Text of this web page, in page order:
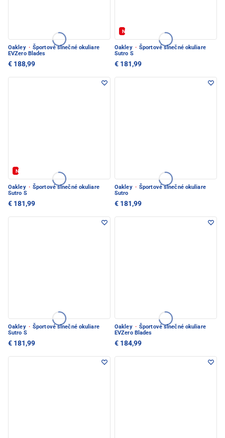
Oakley · Športové slnečné okuliare
EVZero Blades
€ 188,99
Nové
Oakley · Športové slnečné okuliare
Sutro S
€ 181,99
Nové
Oakley · Športové slnečné okuliare
Sutro S
€ 181,99
Oakley · Športové slnečné okuliare
Sutro
€ 181,99
Oakley · Športové slnečné okuliare
Sutro S
€ 181,99
Oakley · Športové slnečné okuliare
EVZero Blades
€ 184,99